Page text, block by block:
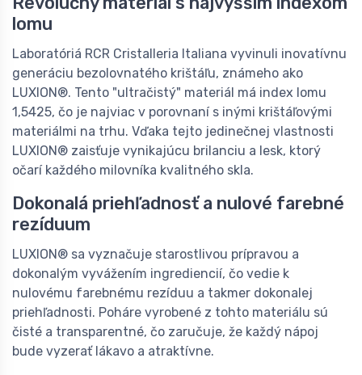
lomu
Laboratóriá RCR Cristalleria Italiana vyvinuli inovatívnu
generáciu bezolovnatého krištáľu, známeho ako
LUXION®. Tento "ultračistý" materiál má index lomu
1,5425, čo je najviac v porovnaní s inými krištáľovými
materiálmi na trhu. Vďaka tejto jedinečnej vlastnosti
LUXION® zaisťuje vynikajúcu brilanciu a lesk, ktorý
očarí každého milovníka kvalitného skla.
Dokonalá priehľadnosť a nulové farebné
rezíduum
LUXION® sa vyznačuje starostlivou prípravou a
dokonalým vyvážením ingrediencií, čo vedie k
nulovému farebnému rezíduu a takmer dokonalej
priehľadnosti. Poháre vyrobené z tohto materiálu sú
čisté a transparentné, čo zaručuje, že každý nápoj
bude vyzerať lákavo a atraktívne.